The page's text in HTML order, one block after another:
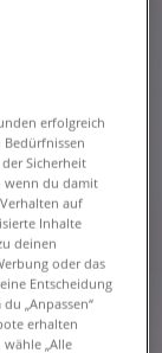
erfolgreich
Sicherheit
wenn du damit
auf
Inhalte
deinen
oder das
Entscheidung
„Anpassen“
erhalten
„Alle